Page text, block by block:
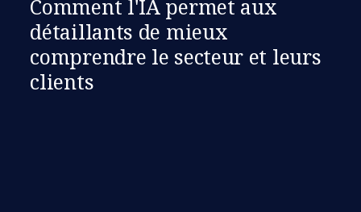
Comment l'IA permet aux
détaillants de mieux
comprendre le secteur et leurs
clients